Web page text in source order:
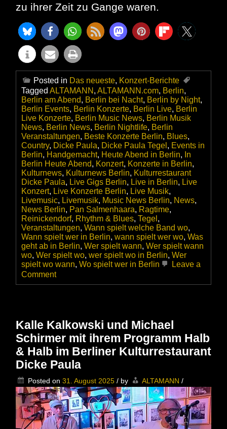
zu ihrer Zeit zu Gange waren.
Posted in Das neueste, Konzert-Berichte
Tagged ALTAMANN , ALTAMANN.com, Berlin,
Berlin am Abend, Berlin bei Nacht, Berlin by Night,
Berlin Events, Berlin Konzerte, Berlin Live, Berlin
Live Konzerte, Berlin Music News, Berlin Musik
News, Berlin News, Berlin Nightlife, Berlin
Veranstaltungen, Beste Konzerte Berlin, Blues,
Country, Dicke Paula, Dicke Paula Tegel , Events in
Berlin, Handgemacht, Heute Abend in Berlin, In
Berlin Heute Abend, Konzert, Konzerte in Berlin,
Kulturnews, Kulturnews Berlin, Kulturrestaurant
Dicke Paula, Live Gigs Berlin, Live in Berlin, Live
Konzert, Live Konzerte Berlin, Live Musik,
Livemusic, Livemusik, Music News Berlin, News,
News Berlin, Pan Salmenhaara, Ragtime,
Reinickendorf, Rhythm & Blues, Tegel ,
Veranstaltungen, Wann spielt welche Band wo,
Wann spielt wer in Berlin, wann spielt wer wo, Was
geht ab in Berlin, Wer spielt wann, Wer spielt wann
wo, Wer spielt wo, wer spielt wo in Berlin, Wer
spielt wo wann, Wo spielt wer in Berlin
Leave a
Commenton
Pan
Ragtime
im
Kulturrestaurant
Dicke
Paula
Kalle Kalkowski und Michael
Schirmer mit ihrem Programm Halb
& Halb im Berliner Kulturrestaurant
Dicke Paula
Posted on 31. August 2025 / by ALTAMANN /